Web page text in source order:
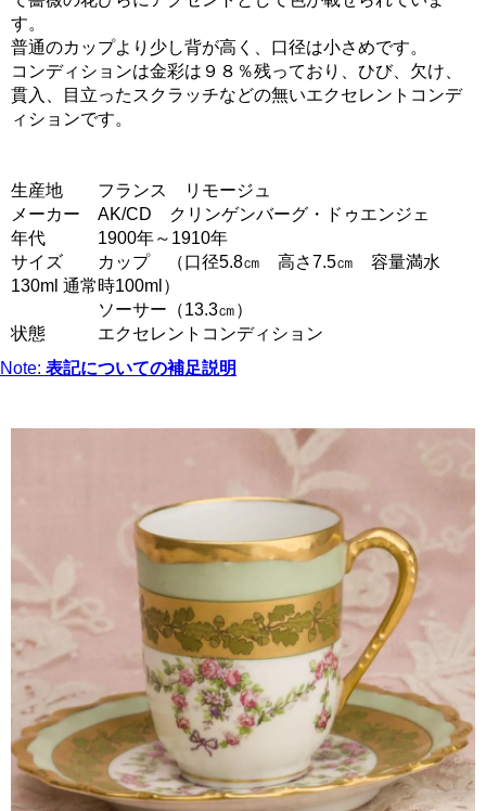
す。
普通のカップより少し背が高く、口径は小さめです。
コンディションは金彩は９８％残っており、ひび、欠け、
貫入、目立ったスクラッチなどの無いエクセレントコンデ
ィションです。
生産地 フランス リモージュ
メーカー AK/CD クリンゲンバーグ・ドゥエンジェ
年代 1900年～1910年
サイズ カップ （口径5.8㎝ 高さ7.5㎝ 容量満水
130ml 通常時100ml）
ソーサー（13.3㎝）
状態 エクセレントコンディション
Note: 表記についての補足説明